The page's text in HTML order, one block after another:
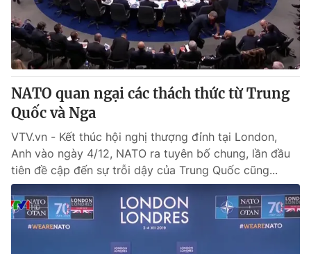
NATO quan ngại các thách thức từ Trung
Quốc và Nga
VTV.vn - Kết thúc hội nghị thượng đỉnh tại London,
Anh vào ngày 4/12, NATO ra tuyên bố chung, lần đầu
tiên đề cập đến sự trỗi dậy của Trung Quốc cũng...